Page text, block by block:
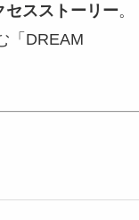
セスストーリー。
「DREAM